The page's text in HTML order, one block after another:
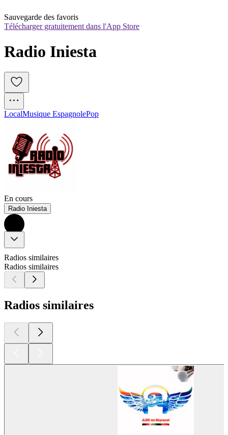
Sauvegarde des favoris
Télécharger gratuitement dans l'App Store
Radio Iniesta
LocalMusique EspagnolePop
En cours
Radio Iniesta
Radios similaires
Radios similaires
Radios similaires